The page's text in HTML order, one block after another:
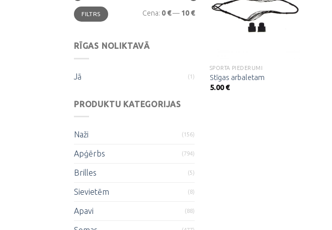
Min.
cena
Maks.
cenaFILTRS Cena: 0 €— 10 €
RĪGAS NOLIKTAVĀ
Jā (1)
PRODUKTU KATEGORIJAS
Naži (156)
Apģērbs (794)
Brilles (5)
Sievietēm (8)
Apavi (88)
Pievienot
SPORTA PIEDERUMI
Stīgas arbaletam
5.00€